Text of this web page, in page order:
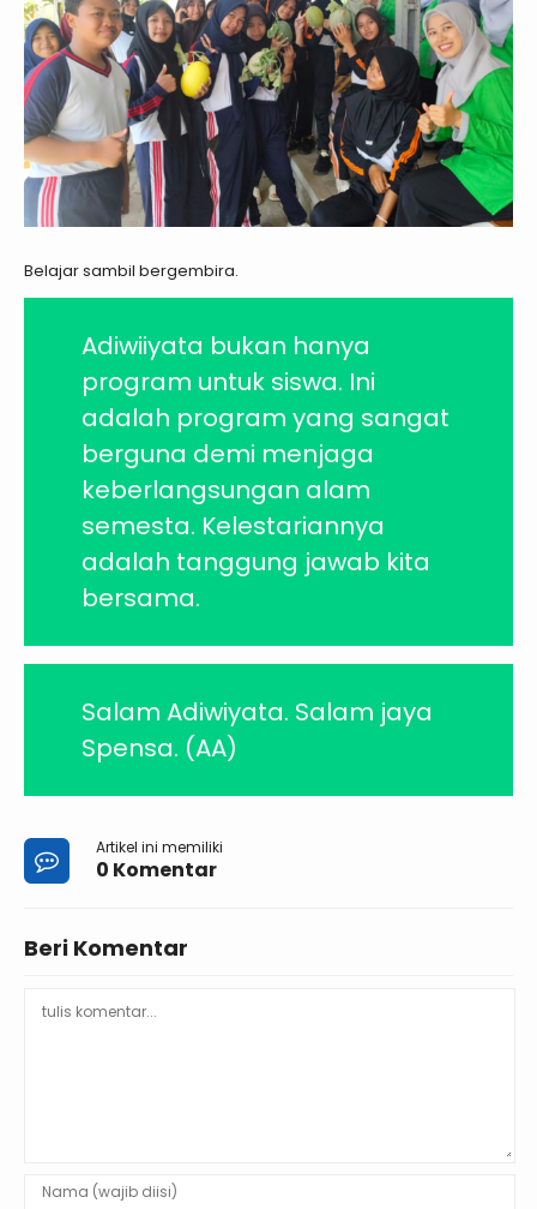
Belajar sambil bergembira.
Adiwiiyata bukan hanya
program untuk siswa. Ini
adalah program yang sangat
berguna demi menjaga
keberlangsungan alam
semesta. Kelestariannya
adalah tanggung jawab kita
bersama.
Salam Adiwiyata. Salam jaya
Spensa. (AA)
Artikel ini memiliki
0 Komentar
Beri Komentar